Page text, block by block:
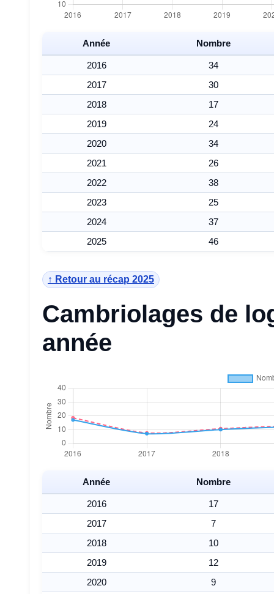
Année Nombre
2016
34
2017
30
2018
17
2019
24
2020
34
2021
26
2022
38
2023
25
2024
37
2025
46
↑ Retour au récap 2025
Cambriolages de
année
Année Nombre
2016
17
2017
7
2018
10
2019
12
2020
9